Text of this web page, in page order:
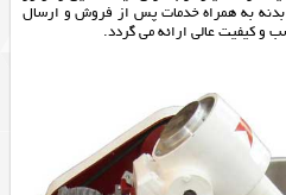
به همراه خدمات پس از فروش و ارسال
و کیفیت عالی ارائه می گردد.